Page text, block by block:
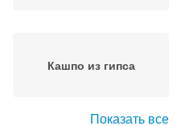
Кашпо из гипса
Показать все